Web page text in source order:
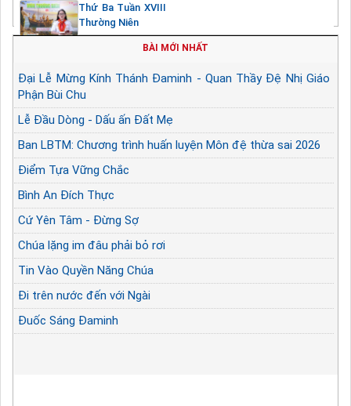
Thứ Ba Tuần XVIII
Thường Niên
BÀI MỚI NHẤT
Đại Lễ Mừng Kính Thánh Đaminh - Quan Thầy Đệ Nhị Giáo
Phận Bùi Chu
Lễ Đầu Dòng - Dấu ấn Đất Mẹ
Ban LBTM: Chương trình huấn luyện Môn đệ thừa sai 2026
Điểm Tựa Vững Chắc
Bình An Đích Thực
Cứ Yên Tâm - Đừng Sợ
Chúa lặng im đâu phải bỏ rơi
Tin Vào Quyền Năng Chúa
Đi trên nước đến với Ngài
Đuốc Sáng Đaminh